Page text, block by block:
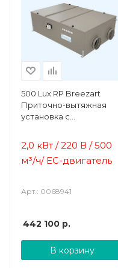
500 Lux RP Breezart
Приточно-вытяжная
установка с
рекуператором
2,0 кВт / 220 В / 500
м³/ч/ ЕС-двигатель
Арт.: 0068941
442 100 р.
В корзину